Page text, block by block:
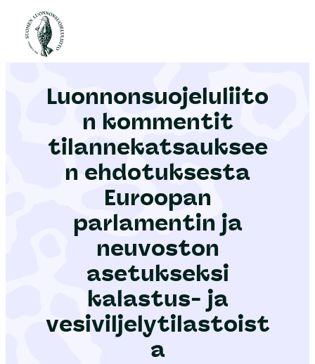
Etusivu
Luonnonsuojeluliito
n kommentit
tilannekatsauksee
n ehdotuksesta
Euroopan
parlamentin ja
neuvoston
asetukseksi
kalastus- ja
vesiviljelytilastoist
a